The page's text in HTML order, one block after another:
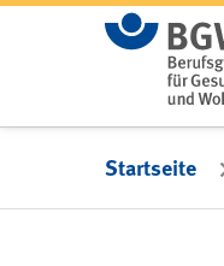
Zum Hauptinhalt
Startseite